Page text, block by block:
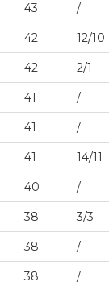
43 /
42 12/10
42 2/1
41 /
41 /
41 14/11
40 /
38 3/3
38 /
38 /